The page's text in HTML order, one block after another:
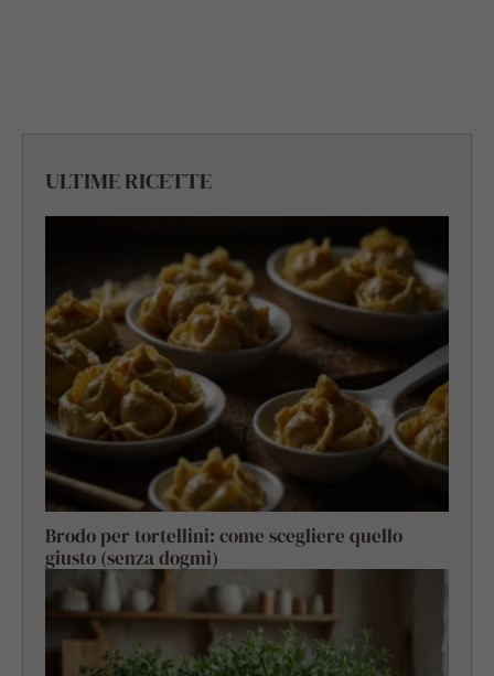
ULTIME RICETTE
Brodo per tortellini: come scegliere quello
giusto (senza dogmi)